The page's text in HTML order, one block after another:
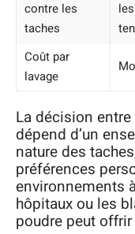
contre les
taches
Coût par
lavage
La décision
dépend d’un
nature des
préférences
environnements
hôpitaux ou les
poudre peut